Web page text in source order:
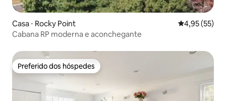
Casa ⋅ Rocky Point 4,95 de uma
4,95 (55)
Cabana RP moderna e aconchegante
Preferido dos hóspedes
Preferido dos hóspedes